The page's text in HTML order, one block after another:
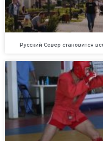
Русский Север становится